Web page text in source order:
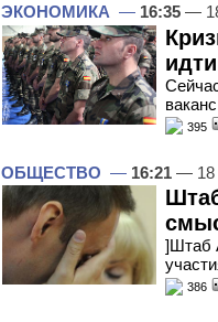
ЭКОНОМИКА — 16:35 —
395
ОБЩЕСТВО — 16:21 — 18
]Штаб
386